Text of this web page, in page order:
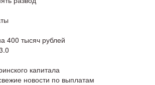
400 тысяч рублей
капитала
новости по выплатам